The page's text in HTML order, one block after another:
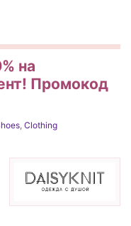
на
Промокод
, Clothing